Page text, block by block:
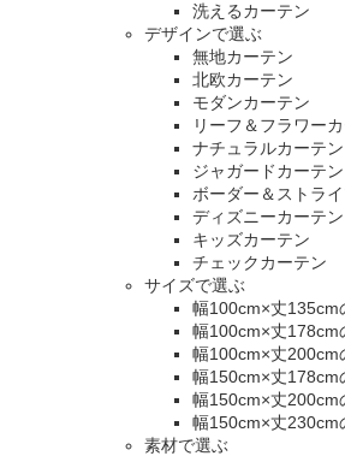
洗えるカーテン
デザインで選ぶ
無地カーテン
北欧カーテン
モダンカーテン
リーフ＆フラワー
ナチュラルカーテン
ジャガードカーテン
ボーダー＆ストラ
ディズニーカーテン
キッズカーテン
チェックカーテン
サイズで選ぶ
幅100cm×丈135cm
幅100cm×丈178cm
幅100cm×丈200cm
幅150cm×丈178cm
幅150cm×丈200cm
幅150cm×丈230cm
素材で選ぶ